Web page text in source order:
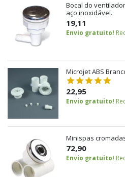
Bocal do
aço inoxidável.
19,11
Envio gratuito!
Microjet ABS
22,95
Envio gratuito!
Minispas
72,90
Envio gratuito!